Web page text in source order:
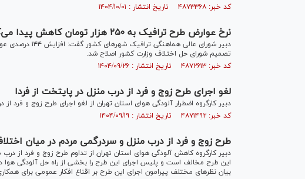
کد خبر: ۴۸۷۳۳۶۸ تاریخ انتشار : ۱۴۰۴/۱۰/۰۱
نرخ عوارض طرح ترافیک به ۲۵۰ هزار تومان کاهش پیدا می‌کند
دبیر شورای عالی
تصمیم شورای حل اختلاف وزارت کشور اصلاح شد.
کد خبر: ۴۸۷۲۶۱۳ تاریخ انتشار : ۱۴۰۴/۰۹/۲۶
لغو اجرای طرح زوج و فرد از درب منزل در پایتخت از فردا
دبیر کارگروه اضطرار آلودگی هوای استان تهران از لغو اجرای طرح زوج و فرد از درب منزل
کد خبر: ۴۸۷۱۴۹۲ تاریخ انتشار : ۱۴۰۴/۰۹/۱۹
طرح زوج و فرد از درب منزل و سردرگمی مردم در میان
دبیر کارگروه کاهش آلودگی هوای استان تهران از تداوم طرح زوج و فرد از درب
این طرح مخالف است و پلیس اجرای این طرح را بخشی از راه حل آلودگی
بیان نظرهای مختلف پیرامون اجرای این طرح بر اقناع افکار عمومی برای